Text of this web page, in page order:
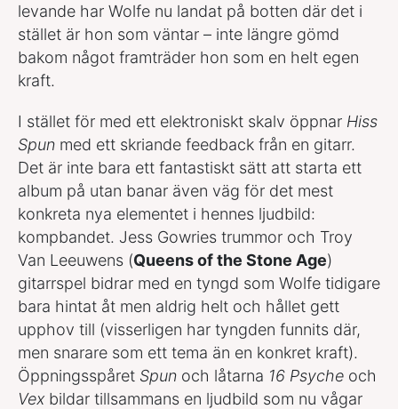
levande har Wolfe nu landat på botten där det i
stället är hon som väntar – inte längre gömd
bakom något framträder hon som en helt egen
kraft.
I stället för med ett elektroniskt skalv öppnar Hiss
Spun med ett skriande feedback från en gitarr.
Det är inte bara ett fantastiskt sätt att starta ett
album på utan banar även väg för det mest
konkreta nya elementet i hennes ljudbild:
kompbandet. Jess Gowries trummor och Troy
Van Leeuwens (Queens of the Stone Age)
gitarrspel bidrar med en tyngd som Wolfe tidigare
bara hintat åt men aldrig helt och hållet gett
upphov till (visserligen har tyngden funnits där,
men snarare som ett tema än en konkret kraft).
Öppningsspåret Spun och låtarna 16 Psyche och
Vex bildar tillsammans en ljudbild som nu vågar